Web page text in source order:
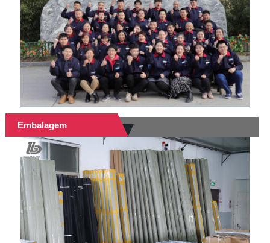
Embalagem